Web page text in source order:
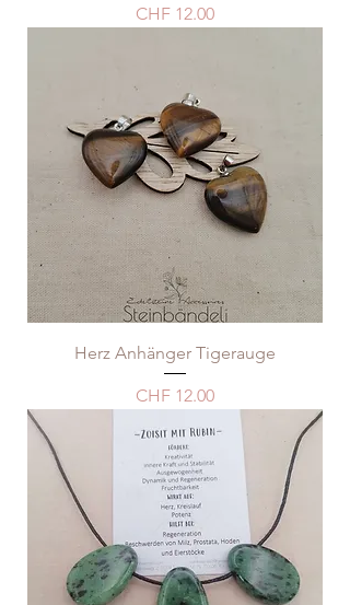
Price
CHF 12.00
Herz Anhänger Tigerauge
Price
CHF 12.00